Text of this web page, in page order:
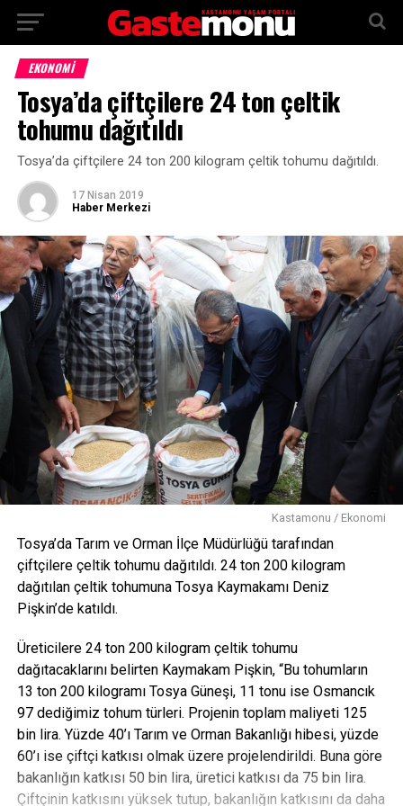
EKONOMİ
Tosya’da çiftçilere 24 ton çeltik
tohumu dağıtıldı
Tosya’da çiftçilere 24 ton 200 kilogram çeltik tohumu dağıtıldı.
17 Nisan 2019
Haber Merkezi
Kastamonu / Ekonomi
Tosya’da Tarım ve Orman İlçe Müdürlüğü tarafından
çiftçilere çeltik tohumu dağıtıldı. 24 ton 200 kilogram
dağıtılan çeltik tohumuna Tosya Kaymakamı Deniz
Pişkin’de katıldı.
Üreticilere 24 ton 200 kilogram çeltik tohumu
dağıtacaklarını belirten Kaymakam Pişkin, “Bu tohumların
13 ton 200 kilogramı Tosya Güneşi, 11 tonu ise Osmancık
97 dediğimiz tohum türleri. Projenin toplam maliyeti 125
bin lira. Yüzde 40’ı Tarım ve Orman Bakanlığı hibesi, yüzde
60’ı ise çiftçi katkısı olmak üzere projelendirildi. Buna göre
bakanlığın katkısı 50 bin lira, üretici katkısı da 75 bin lira.
Çiftçinin katkısını yüksek tutup, bakanlığın katkısını da daha